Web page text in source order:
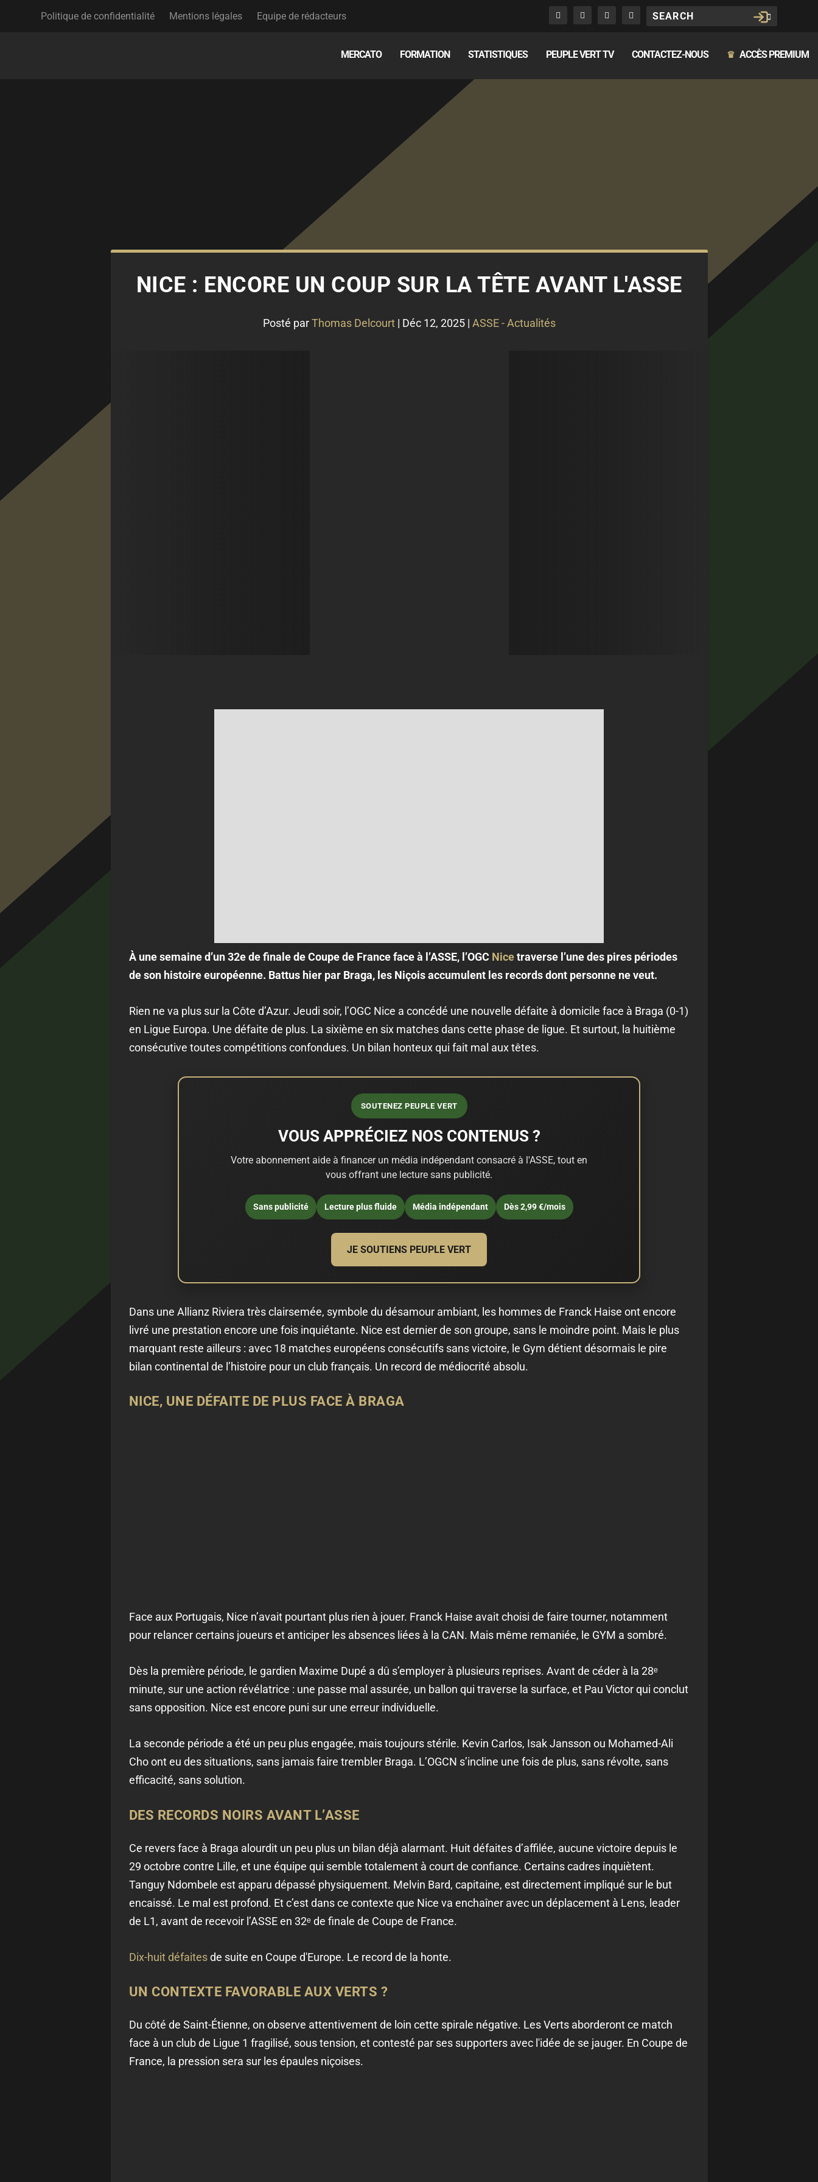
Politique de confidentialité Mentions légales Equipe de rédacteurs
MERCATO FORMATION STATISTIQUES PEUPLE VERT TV CONTACTEZ-NOUS ♛ ACCÈS PREMIUM
NICE : ENCORE UN COUP SUR LA TÊTE AVANT L'ASSE
Posté parThomas Delcourt| Déc 12, 2025| ASSE - Actualités
À une semaine d’un 32e de finale de Coupe de France face à l’ASSE, l’OGC Nicetraverse l’une des pires périodes
de son histoire européenne. Battus hier par Braga, les Niçois accumulent les records dont personne ne veut.
Rien ne va plus sur la Côte d’Azur. Jeudi soir, l’OGC Nice a concédé une nouvelle défaite à domicile face à Braga (0-1)
en Ligue Europa. Une défaite de plus. La sixième en six matches dans cette phase de ligue. Et surtout, la huitième
consécutive toutes compétitions confondues. Un bilan honteux qui fait mal aux têtes.
SOUTENEZ PEUPLE VERT
VOUS APPRÉCIEZ NOS CONTENUS ?
Votre abonnement aide à financer un média indépendant consacré à l'ASSE, tout en
vous offrant une lecture sans publicité.
Sans publicité Lecture plus fluide Média indépendant Dès 2,99 €/mois
JE SOUTIENS PEUPLE VERT
Dans une Allianz Riviera très clairsemée, symbole du désamour ambiant, les hommes de Franck Haise ont encore
livré une prestation encore une fois inquiétante. Nice est dernier de son groupe, sans le moindre point. Mais le plus
marquant reste ailleurs : avec 18 matches européens consécutifs sans victoire, le Gym détient désormais le pire
bilan continental de l’histoire pour un club français. Un record de médiocrité absolu.
NICE, UNE DÉFAITE DE PLUS FACE À BRAGA
Face aux Portugais, Nice n’avait pourtant plus rien à jouer. Franck Haise avait choisi de faire tourner, notamment
pour relancer certains joueurs et anticiper les absences liées à la CAN. Mais même remaniée, le GYM a sombré.
Dès la première période, le gardien Maxime Dupé a dû s’employer à plusieurs reprises. Avant de céder à la 28ᵉ
minute, sur une action révélatrice : une passe mal assurée, un ballon qui traverse la surface, et Pau Victor qui conclut
sans opposition. Nice est encore puni sur une erreur individuelle.
La seconde période a été un peu plus engagée, mais toujours stérile. Kevin Carlos, Isak Jansson ou Mohamed-Ali
Cho ont eu des situations, sans jamais faire trembler Braga. L’OGCN s’incline une fois de plus, sans révolte, sans
efficacité, sans solution.
DES RECORDS NOIRS AVANT L’ASSE
Ce revers face à Braga alourdit un peu plus un bilan déjà alarmant. Huit défaites d’affilée, aucune victoire depuis le
29 octobre contre Lille, et une équipe qui semble totalement à court de confiance. Certains cadres inquiètent.
Tanguy Ndombele est apparu dépassé physiquement. Melvin Bard, capitaine, est directement impliqué sur le but
encaissé. Le mal est profond. Et c’est dans ce contexte que Nice va enchaîner avec un déplacement à Lens, leader
de L1, avant de recevoir l’ASSE en 32ᵉ de finale de Coupe de France.
Dix-huit défaitesde suite en Coupe d'Europe. Le record de la honte.
UN CONTEXTE FAVORABLE AUX VERTS ?
Du côté de Saint-Étienne, on observe attentivement de loin cette spirale négative. Les Verts aborderont ce match
face à un club de Ligue 1 fragilisé, sous tension, et contesté par ses supporters avec l'idée de se jauger. En Coupe de
France, la pression sera sur les épaules niçoises.